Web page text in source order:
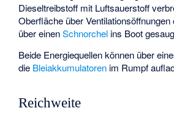
Dieseltreibstoff mit Luftsauerstoff
Oberfläche über
über einenSchnorchel ins Boot
Beide Energiequellen können über
die Bleiakkumulatoren im Rumpf
Reichweite